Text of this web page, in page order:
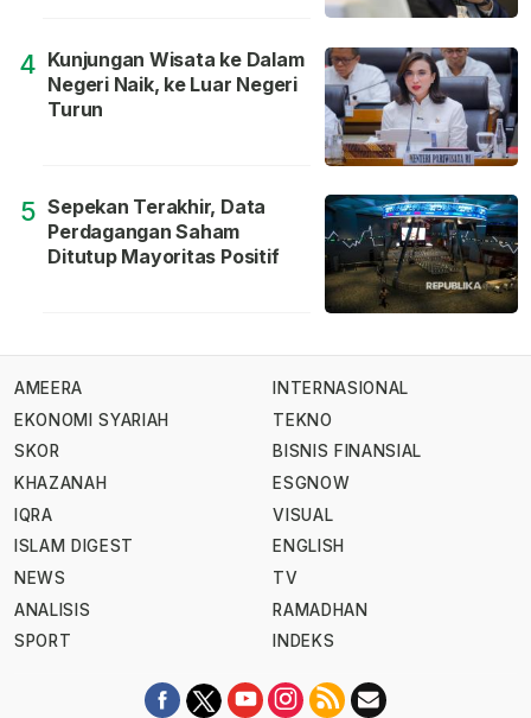
4 Kunjungan Wisata ke Dalam
Negeri Naik, ke Luar Negeri
Turun
5 Sepekan Terakhir, Data
Perdagangan Saham
Ditutup Mayoritas Positif
AMEERA
EKONOMI SYARIAH
SKOR
KHAZANAH
IQRA
ISLAM DIGEST
NEWS
ANALISIS
SPORT
INTERNASIONAL
TEKNO
BISNIS FINANSIAL
ESGNOW
VISUAL
ENGLISH
TV
RAMADHAN
INDEKS